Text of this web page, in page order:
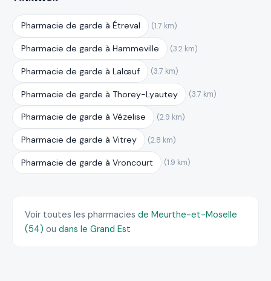
Pharmacie de garde à Étreval (1.7 km)
Pharmacie de garde à Hammeville (3.2 km)
Pharmacie de garde à Lalœuf (3.7 km)
Pharmacie de garde à Thorey-Lyautey (3.7 km)
Pharmacie de garde à Vézelise (2.9 km)
Pharmacie de garde à Vitrey (2.8 km)
Pharmacie de garde à Vroncourt (1.9 km)
Voir toutes les pharmacies de Meurthe-et-Moselle
(54) ou dans le Grand Est